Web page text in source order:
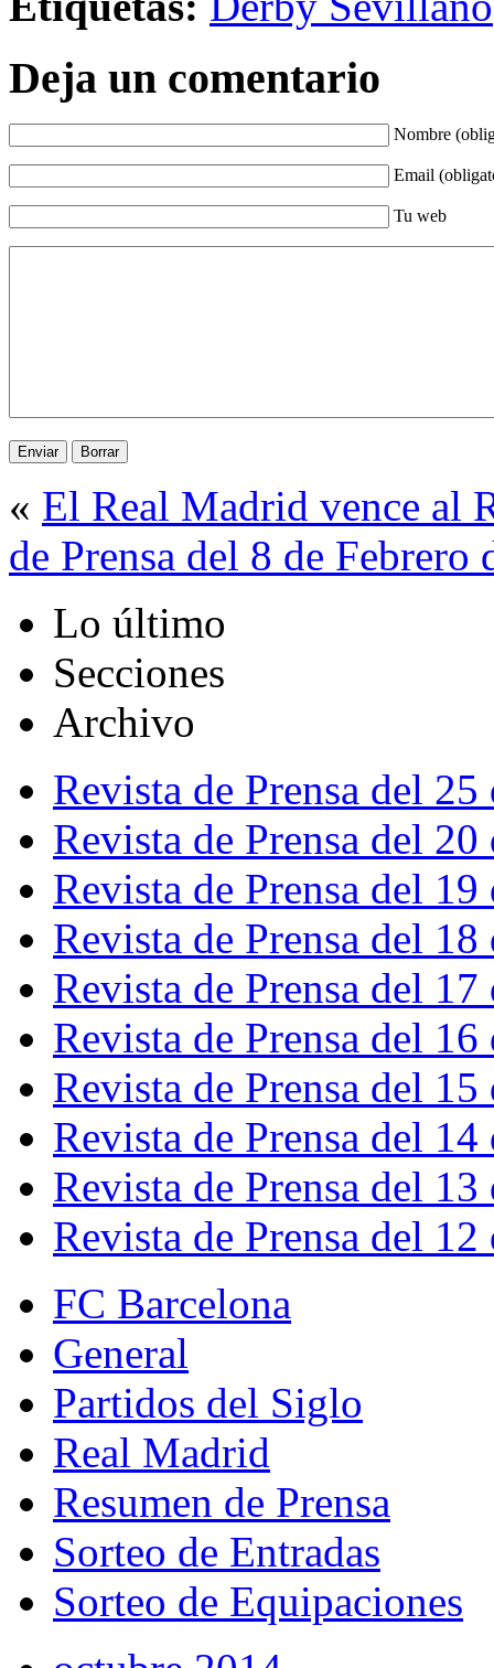
Deja un comentario
Nombre
Email
Tu web
« El Real Madrid vence al
de Prensa del 8 de Febrero
Lo último
Secciones
Archivo
Revista de Prensa del
Revista de Prensa del
Revista de Prensa del
Revista de Prensa del
Revista de Prensa del
Revista de Prensa del
Revista de Prensa del
Revista de Prensa del
Revista de Prensa del
Revista de Prensa del
FC Barcelona
General
Partidos del Siglo
Real Madrid
Resumen de Prensa
Sorteo de Entradas
Sorteo de Equipaciones